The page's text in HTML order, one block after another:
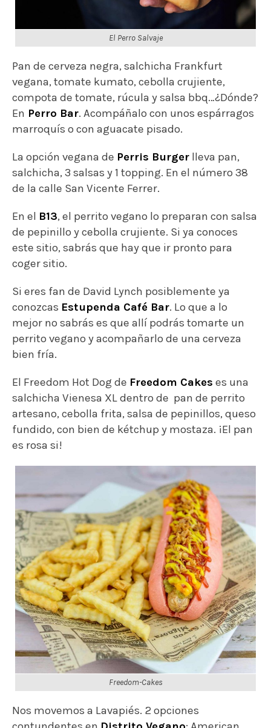
El Perro Salvaje
Pan de cerveza negra, salchicha Frankfurt
vegana, tomate kumato, cebolla crujiente,
compota de tomate, rúcula y salsa bbq…¿Dónde?
En Perro Bar. Acompáñalo con unos espárragos
marroquís o con aguacate pisado.
La opción vegana de Perris Burger lleva pan,
salchicha, 3 salsas y 1 topping. En el número 38
de la calle San Vicente Ferrer.
En el B13, el perrito vegano lo preparan con salsa
de pepinillo y cebolla crujiente. Si ya conoces
este sitio, sabrás que hay que ir pronto para
coger sitio.
Si eres fan de David Lynch posiblemente ya
conozcas Estupenda Café Bar. Lo que a lo
mejor no sabrás es que allí podrás tomarte un
perrito vegano y acompañarlo de una cerveza
bien fría.
El Freedom Hot Dog de Freedom Cakes es una
salchicha Vienesa XL dentro de pan de perrito
artesano, cebolla frita, salsa de pepinillos, queso
fundido, con bien de kétchup y mostaza. ¡El pan
es rosa si!
Freedom-Cakes
Nos movemos a Lavapiés. 2 opciones